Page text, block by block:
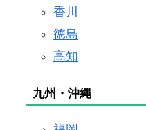
香川
徳島
高知
九州・沖縄